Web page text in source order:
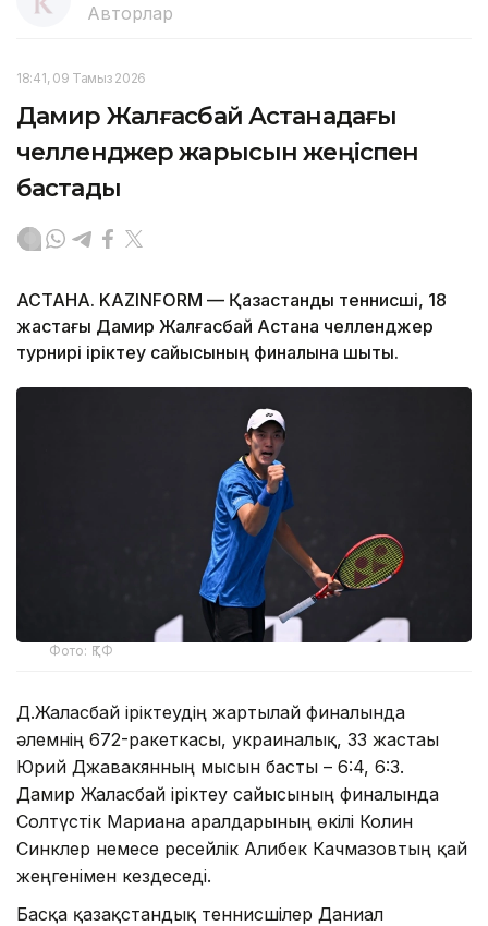
Авторлар
18:41, 09 Тамыз 2026
Дамир Жалғасбай Астанадағы
челленджер жарысын жеңіспен
бастады
АСТАНА. KAZINFORM — Қазақстандық теннисші, 18
жастағы Дамир Жалғасбай Астана челленджер
турнирі іріктеу сайысының финалына шықты.
Фото: ҚТФ
Д.Жалғасбай іріктеудің жартылай финалында
әлемнің 672-ракеткасы, украиналық, 33 жастағы
Юрий Джавакянның мысын басты – 6:4, 6:3.
Дамир Жалғасбай іріктеу сайысының финалында
Солтүстік Мариана аралдарының өкілі Колин
Синклер немесе ресейлік Алибек Качмазовтың қай
жеңгенімен кездеседі.
Басқа қазақстандық теннисшілер Даниал